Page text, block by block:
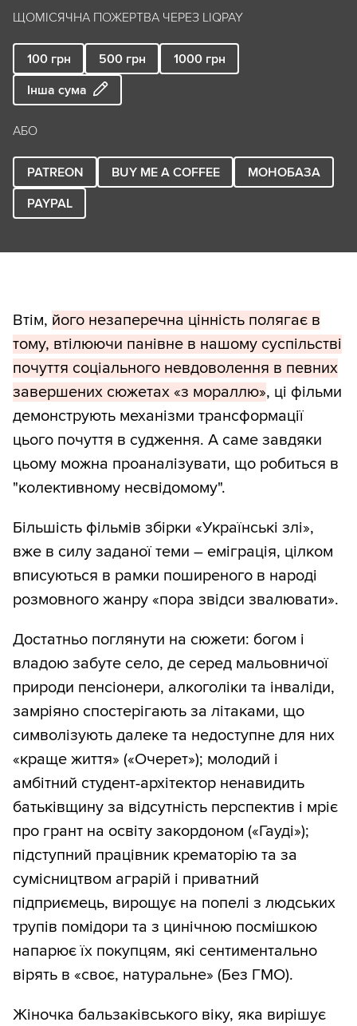
ЩОМІСЯЧНА ПОЖЕРТВА ЧЕРЕЗ LIQPAY
100 грн 500 грн 1000 грн
Інша сума
АБО
PATREON BUY ME A COFFEE
МОНОБАЗА
PAYPAL
Втім, його незаперечна цінність полягає в
тому, втілюючи панівне в нашому суспільстві
почуття соціального невдоволення в певних
завершених сюжетах «з мораллю», ці фільми
демонструють механізми трансформації
цього почуття в судження. А саме завдяки
цьому можна проаналізувати, що робиться в
"колективному несвідомому".
Більшість фільмів збірки «Українські злі»,
вже в силу заданої теми – еміграція, цілком
вписуються в рамки поширеного в народі
розмовного жанру «пора звідси звалювати».
Достатньо поглянути на сюжети: богом і
владою забуте село, де серед мальовничої
природи пенсіонери, алкоголіки та інваліди,
замріяно спостерігають за літаками, що
символізують далеке та недоступне для них
«краще життя» («Очерет»); молодий і
амбітний студент-архітектор ненавидить
батьківщину за відсутність перспектив і мріє
про грант на освіту закордоном («Гауді»);
підступний працівник крематорію та за
сумісництвом аграрій і приватний
підприємець, вирощує на попелі з людських
трупів помідори та з цинічною посмішкою
напарює їх покупцям, які сентиментально
вірять в «своє, натуральне» (Без ГМО).
Жіночка бальзаківського віку, яка вирішує